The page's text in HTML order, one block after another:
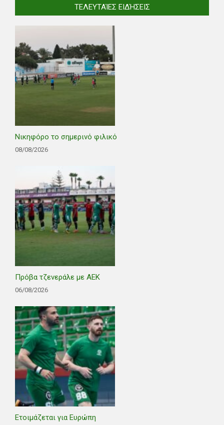
ΤΕΛΕΥΤΑΊΕΣ ΕΙΔΉΣΕΙΣ
Νικηφόρο το σημερινό φιλικό
08/08/2026
Πρόβα τζενεράλε με ΑΕΚ
06/08/2026
Ετοιμάζεται για Ευρώπη